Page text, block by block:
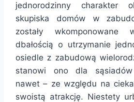
jednorodzinny charakter
skupiska domów w
zostały
dbałością o utrzymanie
osiedle z zabudową
stanowi ono dla
nawet – ze względu na
swoistą atrakcję. Niestety